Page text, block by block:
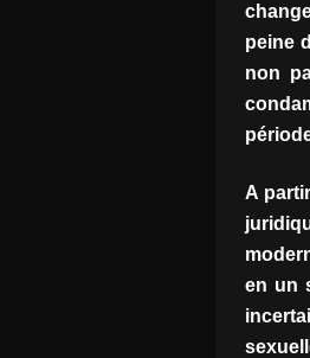
peine
non
A
en un